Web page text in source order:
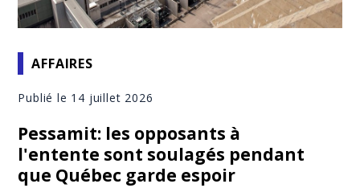
AFFAIRES
Publié le 14 juillet 2026
Pessamit: les opposants à
l'entente sont soulagés pendant
que Québec garde espoir